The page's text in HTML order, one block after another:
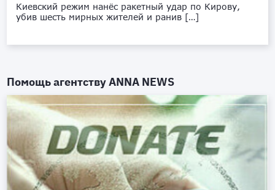
Киевский режим нанёс ракетный удар по Кирову,
убив шесть мирных жителей и ранив […]
Помощь агентствуANNA NEWS